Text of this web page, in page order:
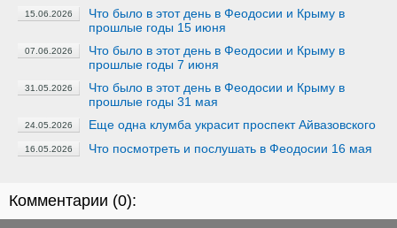
15.06.2026
Что было в этот день в Феодосии и Крыму в
прошлые годы 15 июня
07.06.2026
Что было в этот день в Феодосии и Крыму в
прошлые годы 7 июня
31.05.2026
Что было в этот день в Феодосии и Крыму в
прошлые годы 31 мая
24.05.2026 Еще одна клумба украсит проспект Айвазовского
16.05.2026 Что посмотреть и послушать в Феодосии 16 мая
Комментарии (0):